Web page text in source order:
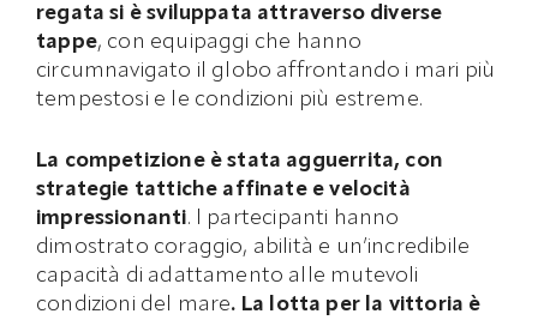
regata si è sviluppata attraverso diverse
tappe, con equipaggi che hanno
circumnavigato il globo affrontando i mari più
tempestosi e le condizioni più estreme.
La competizione è stata agguerrita, con
strategie tattiche affinate e velocità
impressionanti. I partecipanti hanno
dimostrato coraggio, abilità e un’incredibile
capacità di adattamento alle mutevoli
condizioni del mare. La lotta per la vittoria è